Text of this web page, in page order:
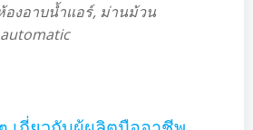
องอาบน้ำแอร์, ม่านม้วน